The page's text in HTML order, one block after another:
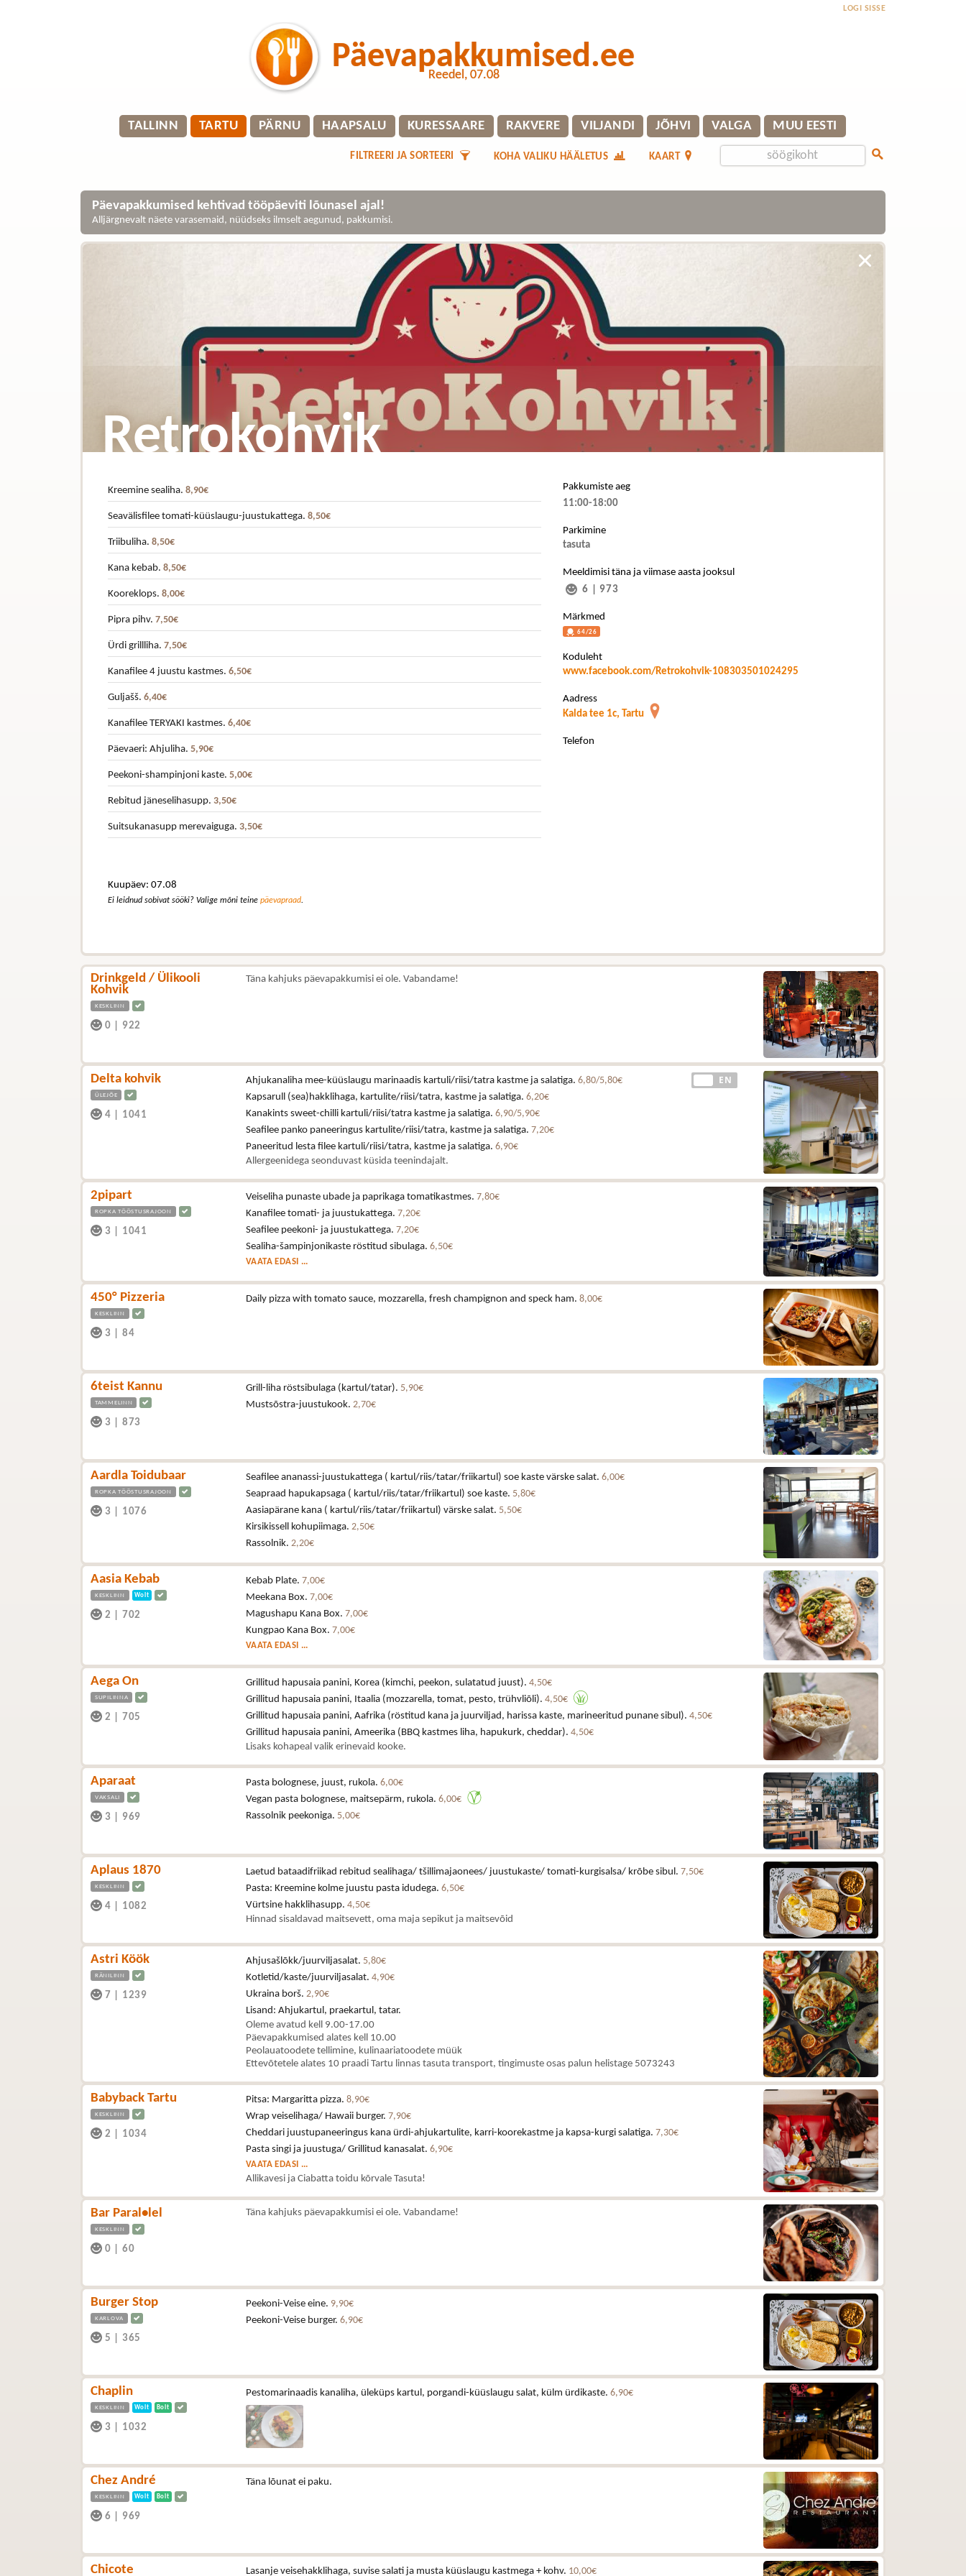
LOGI SISSE
Päevapakkumised.ee
Reedel, 07.08
TALLINN TARTU PÄRNU HAAPSALU KURESSAARE RAKVERE VILJANDI JÕHVI VALGA MUU EESTI
KAART
KOHA VALIKU HÄÄLETUS
FILTREERI JA SORTEERI
Päevapakkumised kehtivad tööpäeviti lõunasel ajal!
Alljärgnevalt näete varasemaid, nüüdseks ilmselt aegunud, pakkumisi.
Retrokohvik
Kreemine sealiha. 8,90€
Seavälisfilee tomati-küüslaugu-juustukattega. 8,50€
Triibuliha. 8,50€
Kana kebab. 8,50€
Kooreklops. 8,00€
Pipra pihv. 7,50€
Ürdi grillliha. 7,50€
Kanafilee 4 juustu kastmes. 6,50€
Guljašš. 6,40€
Kanafilee TERYAKI kastmes. 6,40€
Päevaeri: Ahjuliha. 5,90€
Peekoni-shampinjoni kaste. 5,00€
Rebitud jäneselihasupp. 3,50€
Suitsukanasupp merevaiguga. 3,50€
Kuupäev: 07.08
Ei leidnud sobivat sööki? Valige mõni teine päevapraad.
Pakkumiste aeg
11:00-18:00
Parkimine
tasuta
Meeldimisi täna ja viimase aasta jooksul
6
973
Märkmed
64/26
Koduleht
www.facebook.com/Retrokohvik-108303501024295
Aadress
Kalda tee 1c, Tartu
Telefon
Drinkgeld / Ülikooli
Kohvik
KESKLINN
0 922
Täna kahjuks päevapakkumisi ei ole. Vabandame!
Delta kohvik
ÜLEJÕE
4 1041
EN
Ahjukanaliha mee-küüslaugu marinaadis kartuli/riisi/tatra kastme ja salatiga. 6,80/5,80€
Kapsarull (sea)hakklihaga, kartulite/riisi/tatra, kastme ja salatiga. 6,20€
Kanakints sweet-chilli kartuli/riisi/tatra kastme ja salatiga. 6,90/5,90€
Seafilee panko paneeringus kartulite/riisi/tatra, kastme ja salatiga. 7,20€
Paneeritud lesta filee kartuli/riisi/tatra, kastme ja salatiga. 6,90€
Allergeenidega seonduvast küsida teenindajalt.
2pipart
ROPKA TÖÖSTUSRAJOON
3 1041
Veiseliha punaste ubade ja paprikaga tomatikastmes. 7,80€
Kanafilee tomati- ja juustukattega. 7,20€
Seafilee peekoni- ja juustukattega. 7,20€
Sealiha-šampinjonikaste röstitud sibulaga. 6,50€
VAATA EDASI ...
450° Pizzeria
KESKLINN
3 84
Daily pizza with tomato sauce, mozzarella, fresh champignon and speck ham. 8,00€
6teist Kannu
TAMMELINN
3 873
Grill-liha röstsibulaga (kartul/tatar). 5,90€
Mustsõstra-juustukook. 2,70€
Aardla Toidubaar
ROPKA TÖÖSTUSRAJOON
3 1076
Seafilee ananassi-juustukattega ( kartul/riis/tatar/friikartul) soe kaste värske salat. 6,00€
Seapraad hapukapsaga ( kartul/riis/tatar/friikartul) soe kaste. 5,80€
Aasiapärane kana ( kartul/riis/tatar/friikartul) värske salat. 5,50€
Kirsikissell kohupiimaga. 2,50€
Rassolnik. 2,20€
Aasia Kebab
KESKLINN Wolt
2 702
Kebab Plate. 7,00€
Meekana Box. 7,00€
Magushapu Kana Box. 7,00€
Kungpao Kana Box. 7,00€
VAATA EDASI ...
Aega On
SUPILINNA
2 705
Grillitud hapusaia panini, Korea (kimchi, peekon, sulatatud juust). 4,50€
Grillitud hapusaia panini, Itaalia (mozzarella, tomat, pesto, trühvliõli). 4,50€
Grillitud hapusaia panini, Aafrika (röstitud kana ja juurviljad, harissa kaste, marineeritud punane sibul). 4,50€
Grillitud hapusaia panini, Ameerika (BBQ kastmes liha, hapukurk, cheddar). 4,50€
Lisaks kohapeal valik erinevaid kooke.
Aparaat
VAKSALI
3 969
Pasta bolognese, juust, rukola. 6,00€
Vegan pasta bolognese, maitsepärm, rukola. 6,00€
Rassolnik peekoniga. 5,00€
Aplaus 1870
KESKLINN
4 1082
Laetud bataadifriikad rebitud sealihaga/ tšillimajaonees/ juustukaste/ tomati-kurgisalsa/ krõbe sibul. 7,50€
Pasta: Kreemine kolme juustu pasta idudega. 6,50€
Vürtsine hakklihasupp. 4,50€
Hinnad sisaldavad maitsevett, oma maja sepikut ja maitsevõid
Astri Köök
RÄNILINN
7 1239
Ahjusašlõkk/juurviljasalat. 5,80€
Kotletid/kaste/juurviljasalat. 4,90€
Ukraina borš. 2,90€
Lisand: Ahjukartul, praekartul, tatar.
Oleme avatud kell 9.00-17.00
Päevapakkumised alates kell 10.00
Peolauatoodete tellimine, kulinaariatoodete müük
Ettevõtetele alates 10 praadi Tartu linnas tasuta transport, tingimuste osas palun helistage 5073243
Babyback Tartu
KESKLINN
2 1034
Pitsa: Margaritta pizza. 8,90€
Wrap veiselihaga/ Hawaii burger. 7,90€
Cheddari juustupaneeringus kana ürdi-ahjukartulite, karri-koorekastme ja kapsa-kurgi salatiga. 7,30€
Pasta singi ja juustuga/ Grillitud kanasalat. 6,90€
VAATA EDASI ...
Allikavesi ja Ciabatta toidu kõrvale Tasuta!
Bar Paral•lel
KESKLINN
0 60
Täna kahjuks päevapakkumisi ei ole. Vabandame!
Burger Stop
KARLOVA
5 365
Peekoni-Veise eine. 9,90€
Peekoni-Veise burger. 6,90€
Chaplin
KESKLINN Wolt Bolt
3 1032
Pestomarinaadis kanaliha, üleküps kartul, porgandi-küüslaugu salat, külm ürdikaste. 6,90€
Chez André
KESKLINN Wolt Bolt
6 969
Täna lõunat ei paku.
Chicote Lasanje veisehakklihaga, suvise salati ja musta küüslaugu kastmega + kohv. 10,00€